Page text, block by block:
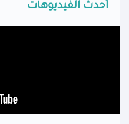
أحدث الفيديوهات